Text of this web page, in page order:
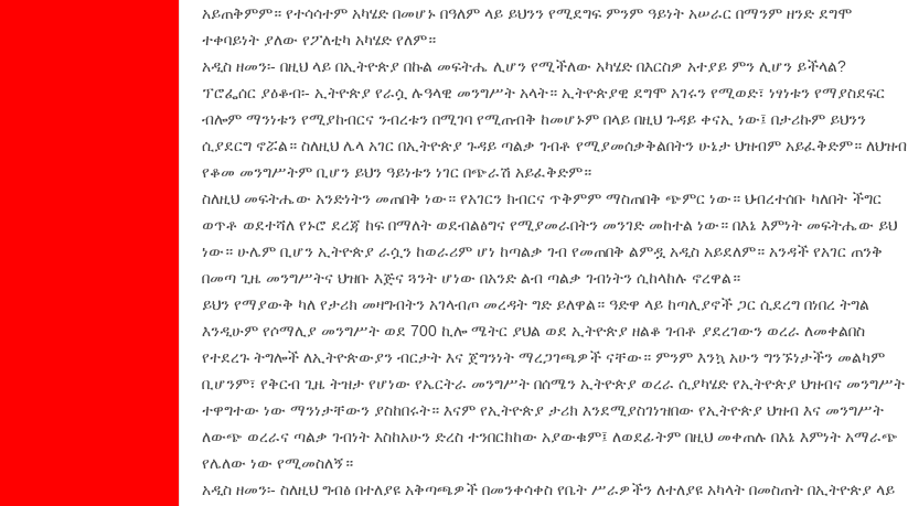
አይጠቅምም። የተሳሳተም አካሄድ በመሆኑ በዓለም ላይ ይህንን የሚደግፍ ምንም ዓይነት አሠራር በማንም ዘንድ ደግሞ
ተቀባይነት ያለው የፖለቲካ አካሄድ የለም።
አዲስ ዘመን፡- በዚህ ላይ በኢትዮጵያ በኩል መፍትሔ ሊሆን የሚችለው አካሄድ በእርስዎ አተያይ ምን ሊሆን ይችላል?
ፕሮፌሰር ያዕቆብ፡- ኢትዮጵያ የራሷ ሉዓላዊ መንግሥት አላት። ኢትዮጵያዊ ደግሞ አገሩን የሚወድ፣ ነፃነቱን የማያስደፍር
ብሎም ማንነቱን የሚያከብርና ንብረቱን በሚገባ የሚጠብቅ ከመሆኑም በላይ በዚህ ጉዳይ ቀናኢ ነው፤ በታሪኩም ይህንን
ሲያደርግ ኖሯል። ስለዚህ ሌላ አገር በኢትዮጵያ ጉዳይ ጣልቃ ገብቶ የሚያመሰቃቅልበትን ሁኔታ ህዝብም አይፈቅድም። ለህዝብ
የቆመ መንግሥትም ቢሆን ይህን ዓይነቱን ነገር በጭራሽ አይፈቅድም።
ስለዚህ መፍትሔው አንድነትን መጠበቅ ነው። የአገርን ክብርና ጥቅምም ማስጠበቅ ጭምር ነው። ህብረተሰቡ ካለበት ችግር
ወጥቶ ወደተሻለ የኑሮ ደረጃ ከፍ በማለት ወደብልፅግና የሚያመራበትን መንገድ መከተል ነው። በእኔ እምነት መፍትሔው ይህ
ነው። ሁሌም ቢሆን ኢትዮጵያ ራሷን ከወራሪም ሆነ ከጣልቃ ገብ የመጠበቅ ልምዷ አዲስ አይደለም። አንዳች የአገር ጠንቅ
በመጣ ጊዜ መንግሥትና ህዝቡ እጅና ጓንት ሆነው በአንድ ልብ ጣልቃ ገብነትን ሲከላከሉ ኖረዋል።
ይህን የማያውቅ ካለ የታሪክ መዛግብትን አገላብጦ መረዳት ግድ ይለዋል። ዓድዋ ላይ ከጣሊያኖች ጋር ሲደረግ በነበረ ትግል
እንዲሁም የሶማሊያ መንግሥት ወደ 700 ኪሎ ሜትር ያህል ወደ ኢትዮጵያ ዘልቆ ገብቶ ያደረገውን ወረራ ለመቀልበስ
የተደረጉ ትግሎች ለኢትዮጵውያን ብርታት እና ጀግንነት ማረጋገጫዎች ናቸው። ምንም እንኳ አሁን ግንኙነታችን መልካም
ቢሆንም፣ የቅርብ ጊዜ ትዝታ የሆነው የኤርትራ መንግሥት በሰሜን ኢትዮጵያ ወረራ ሲያካሄድ የኢትዮጵያ ህዝብና መንግሥት
ተዋግተው ነው ማንነታቸውን ያስከበሩት። እናም የኢትዮጵያ ታሪክ እንደሚያስገነዝበው የኢትዮጵያ ህዝብ እና መንግሥት
ለውጭ ወረራና ጣልቃ ገብነት እስከአሁን ድረስ ተንበርክከው አያውቁም፤ ለወደፊትም በዚህ መቀጠሉ በእኔ እምነት አማራጭ
የሌለው ነው የሚመስለኝ።
አዲስ ዘመን፡- ስለዚህ ግብፅ በተለያዩ አቅጣጫዎች በመንቀሳቀስ የቤት ሥራዎችን ለተለያዩ አካላት በመስጠት በኢትዮጵያ ላይ